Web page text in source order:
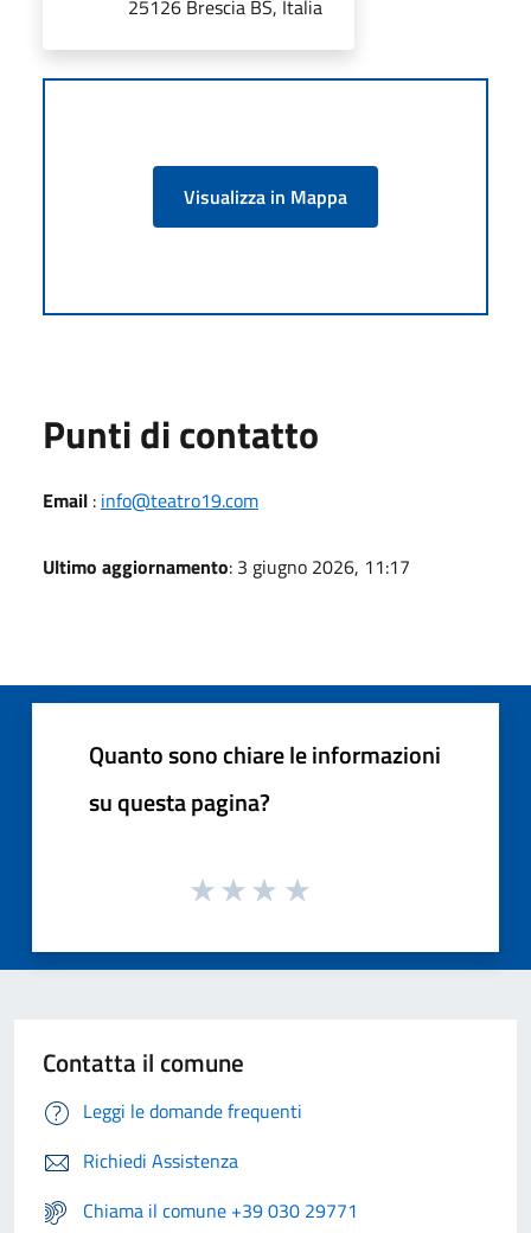
25126 Brescia BS, Italia
Visualizza in Mappa
Punti di contatto
Email : info@teatro19.com
Ultimo aggiornamento: 3 giugno 2026, 11:17
Quanto sono chiare le informazioni
su questa pagina?
Contatta il comune
Leggi le domande frequenti
Richiedi Assistenza
Chiama il comune +39 030 29771